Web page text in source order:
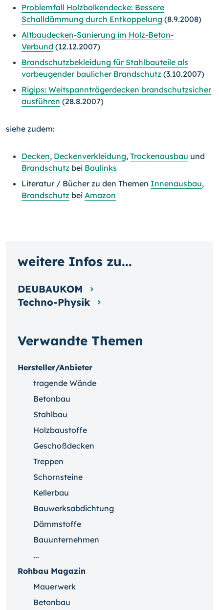
Problemfall Holzbalkendecke: Bessere
Schalldämmung durch Entkoppelung (8.9.2008)
Altbaudecken-Sanierung im Holz-Beton-
Verbund (12.12.2007)
Brandschutzbekleidung für Stahlbauteile als
vorbeugender baulicher Brandschutz (3.10.2007)
Rigips: Weitspannträgerdecken brandschutzsicher
ausführen (28.8.2007)
siehe zudem:
Decken, Deckenverkleidung, Trockenausbau und
Brandschutz bei Baulinks
Literatur / Bücher zu den Themen Innenausbau,
Brandschutz bei Amazon
Verwandte Themen
Hersteller/Anbieter
tragende Wände
Betonbau
Stahlbau
Holzbaustoffe
Geschoßdecken
Treppen
Schornsteine
Kellerbau
Bauwerksabdichtung
Dämmstoffe
Bauunternehmen
...
Rohbau Magazin
Mauerwerk
Betonbau
weitere Infos zu...
DEUBAUKOM
Techno-Physik